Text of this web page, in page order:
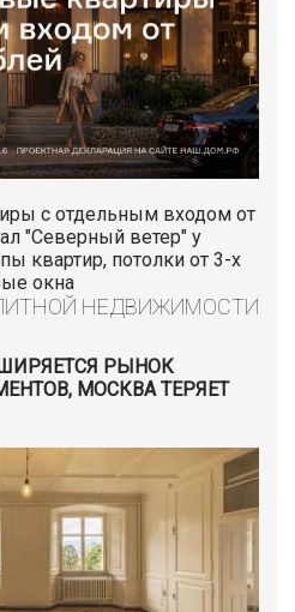
с отдельным входом от
"Северный ветер" у
квартир, потолки от 3-х
окна
НЕДВИЖИМОСТИ
РЫНОК
МОСКВА ТЕРЯЕТ